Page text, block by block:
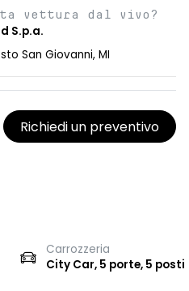
vettura dal vivo?
S.p.a.
San Giovanni, MI
Richiedi un preventivo
Carrozzeria
City Car, 5 porte, 5 posti